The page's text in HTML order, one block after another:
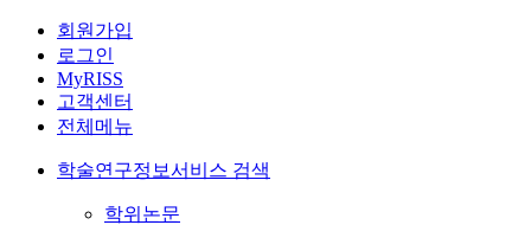
회원가입
로그인
MyRISS
고객센터
전체메뉴
학술연구정보서비스 검색
학위논문